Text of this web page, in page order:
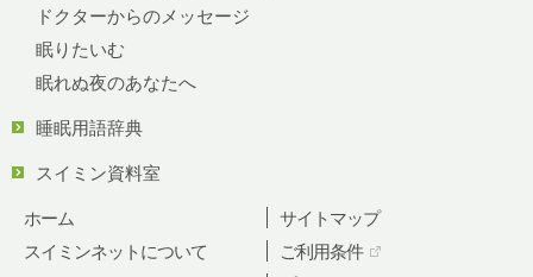
ドクターからのメッセージ
眠りたいむ
眠れぬ夜のあなたへ
睡眠用語辞典
スイミン資料室
ホーム
サイトマップ
スイミンネットについて
ご利用条件